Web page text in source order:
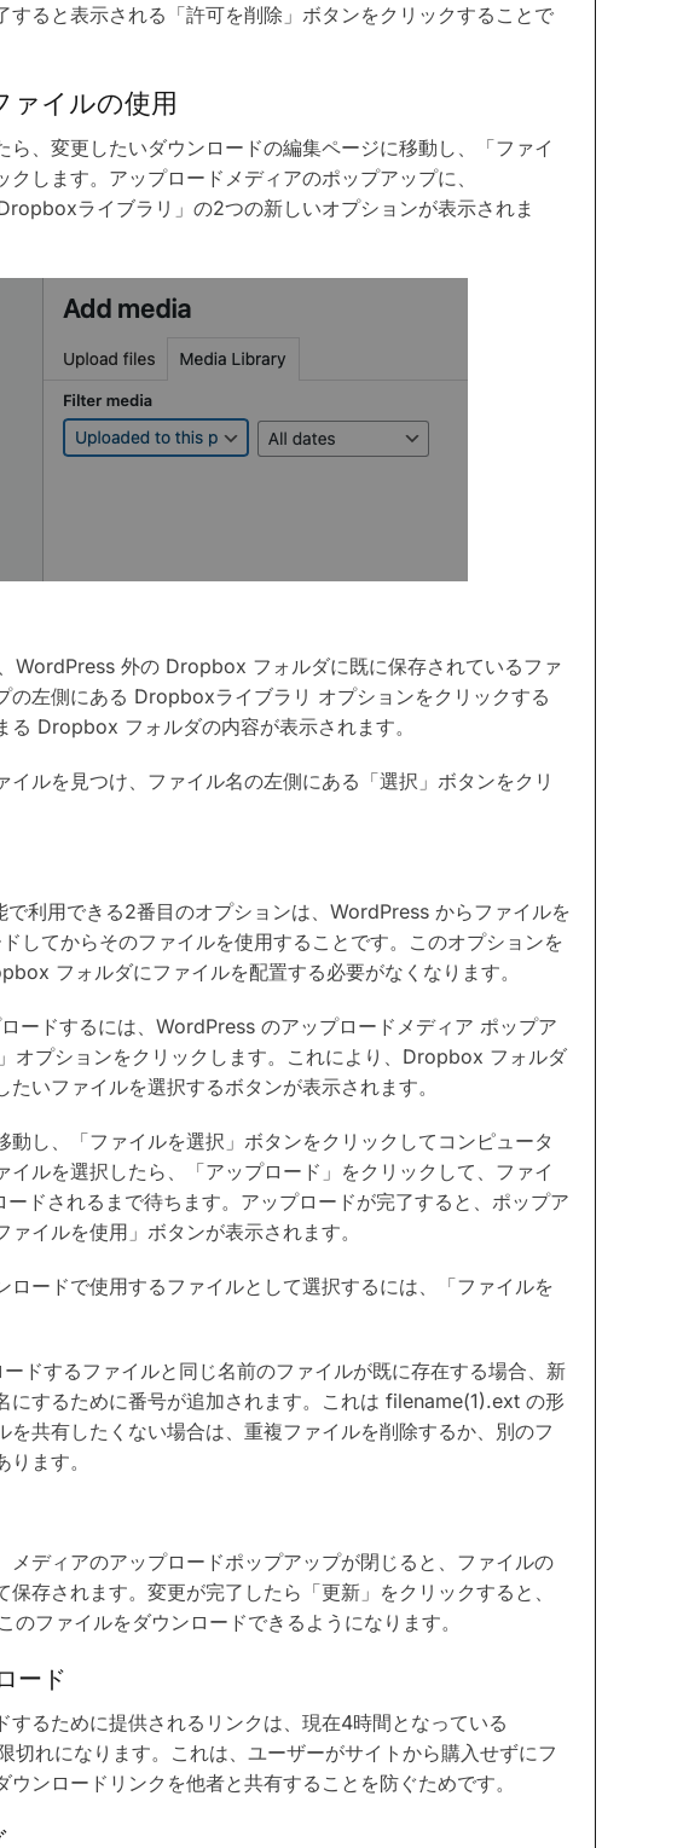
すると表示される「許可を削除」ボタンをクリックすることで
イルの使用
ら、変更したいダウンロードの編集ページに移動し、「ファイ
します。アップロードメディアのポップアップに、
ライブラリ」の2つの新しいオプションが表示されま
WordPress 外の Dropbox フォルダに既に保存されているファ
の左側にある Dropboxライブラリ オプションをクリックする
る Dropbox フォルダの内容が表示されます。
ルを見つけ、ファイル名の左側にある「選択」ボタンをクリ
利用できる2番目のオプションは、WordPress からファイルを
してからそのファイルを使用することです。このオプションを
フォルダにファイルを配置する必要がなくなります。
ードするには、WordPress のアップロードメディア ポップア
オプションをクリックします。これにより、Dropbox フォルダ
いファイルを選択するボタンが表示されます。
動し、「ファイルを選択」ボタンをクリックしてコンピュータ
イルを選択したら、「アップロード」をクリックして、ファイ
ドされるまで待ちます。アップロードが完了すると、ポップア
イルを使用」ボタンが表示されます。
ロードで使用するファイルとして選択するには、「ファイルを
ドするファイルと同じ名前のファイルが既に存在する場合、新
にするために番号が追加されます。これは filename(1).ext の形
共有したくない場合は、重複ファイルを削除するか、別のフ
ます。
メディアのアップロードポップアップが閉じると、ファイルの
存されます。変更が完了したら「更新」をクリックすると、
ファイルをダウンロードできるようになります。
ード
するために提供されるリンクは、現在4時間となっている
れになります。これは、ユーザーがサイトから購入せずにフ
ンロードリンクを他者と共有することを防ぐためです。